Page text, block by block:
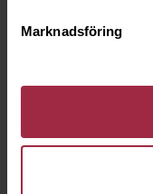
Marknadsföring